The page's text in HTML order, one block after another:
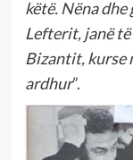
këtë. Nëna
Lefterit, janë
Bizantit, kurse
ardhur”.